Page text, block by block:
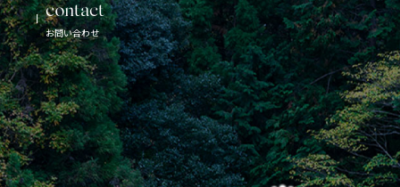
contact
お問い合わせ